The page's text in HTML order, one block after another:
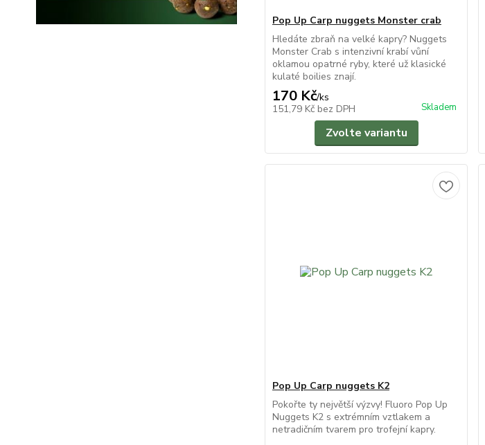
Pop Up Carp nuggets Monster crab
Hledáte zbraň na velké kapry? Nuggets
Monster Crab s intenzivní krabí vůní
oklamou opatrné ryby, které už klasické
kulaté boilies znají.
170 Kč/ks
151,79 Kč bez DPH Skladem
Zvolte variantu
Pop Up Carp nuggets K2
Pokořte ty největší výzvy! Fluoro Pop Up
Nuggets K2 s extrémním vztlakem a
netradičním tvarem pro trofejní kapry.